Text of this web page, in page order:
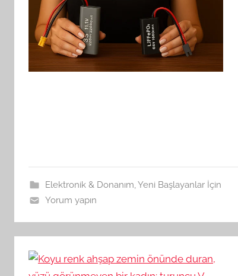
Elektronik & Donanım,Yeni Başlayanlar İçin
Yorum yapın